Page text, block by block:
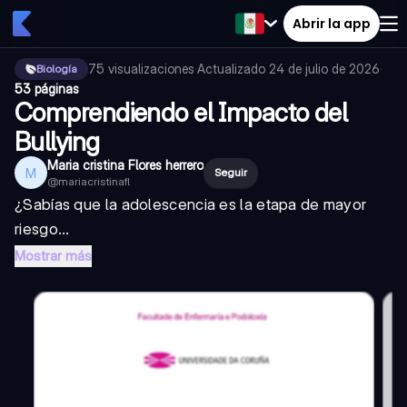
Abrir la app
Biología 75 visualizaciones·Actualizado 24 de julio de 2026·
53 páginas
Comprendiendo el Impacto del
Bullying
M Maria cristina Flores herrero
@mariacristinafl
Seguir
¿Sabías que la adolescencia es la etapa de mayor
riesgo...
Mostrar más